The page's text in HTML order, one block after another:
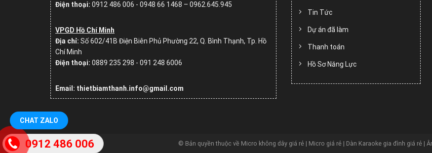
Điện thoại: 0912 486 006 - 0948 66 1468 – 0962.645.945
VPGD Hồ Chí Minh
Địa chỉ: Số602/41B Điện Biên Phủ Phường 22, Q. Bình Thạnh, Tp. Hồ
Chí Minh
Điện thoại: 0889 235 298 - 091 248 6006
Email: thietbiamthanh.info@gmail.com
Tin Tức
Dự án đã làm
Thanh toán
Hồ Sơ Năng Lực
© Bản quyền thuộc về Micro không dây giá rẻ | Micro giá rẻ | Dàn Karaoke gia đình giá rẻ |
CHAT ZALO
0912 486 006